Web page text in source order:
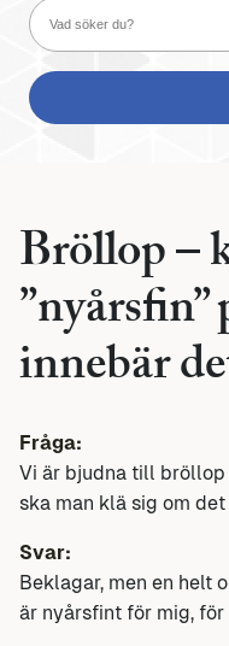
Bröllop –
innebär
Fråga:
Vi är bjudna till
ska man klä sig om
Svar:
Beklagar, men en helt
är nyårsfint för mig,